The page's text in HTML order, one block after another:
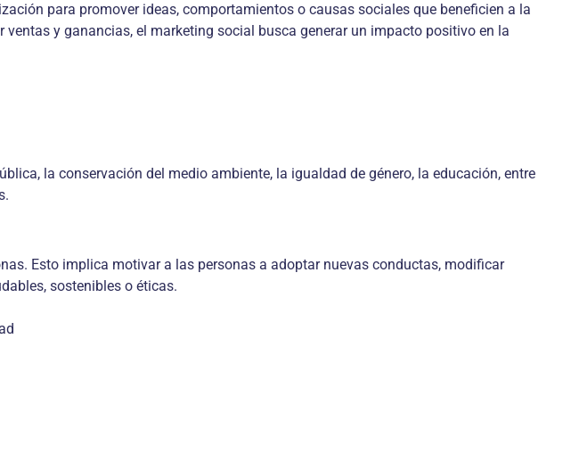
para promover ideas, comportamientos o causas sociales que beneficien a la
y ganancias, el marketing social busca generar un impacto positivo en la
la conservación del medio ambiente, la igualdad de género, la educación, entre
Esto implica motivar a las personas a adoptar nuevas conductas, modificar
sostenibles o éticas.